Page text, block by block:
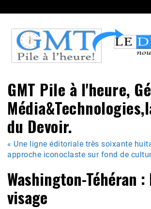
to
content
GMT Pile à l'heure,
du Devoir.
« Une ligne éditoriale très soixante
approche iconoclaste sur fond de
Washington-Téhéran :
visage